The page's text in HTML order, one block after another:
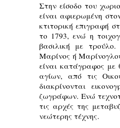
Στην είσοδο του
είναι αφιερωμένη
κτιτορική επιγραφή
το 1793, ενώ η
βασιλική με
Μαρίνος ή
είναι κατάγραφος με
αγίων, από τις
διακρίνονται
ζωγράφων. Ενώ
τις αρχές της
νεώτερης τέχνης.